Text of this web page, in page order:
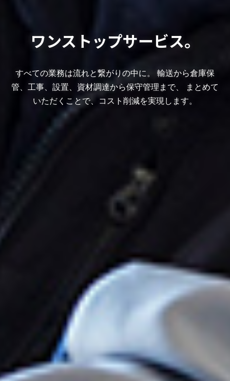
ワンストップサービス。
すべての業務は流れと繋がりの中に。
輸送から倉庫保
管、工事、設置、資材調達から保守管理まで、
まとめて
いただくことで、コスト削減を実現します。